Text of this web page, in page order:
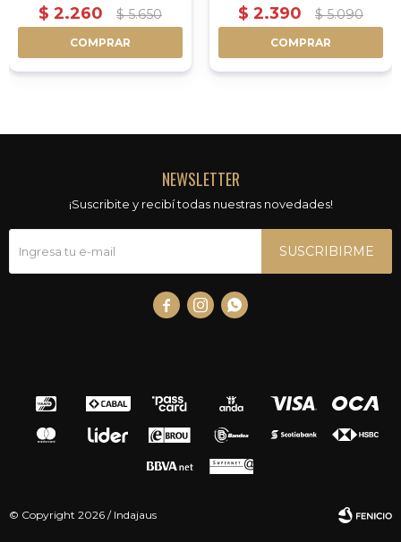
PERC DRAGON BALL
42CM
$ 2.260 $ 5.650
COMPRAR
SHOWER 35CM - VERDE
$ 2.390 $ 5.090
COMPRAR
NEWSLETTER
¡Suscribite y recibí todas nuestras novedades!
SUSCRIBIRME
  
© Copyright 2026 / Indajaus